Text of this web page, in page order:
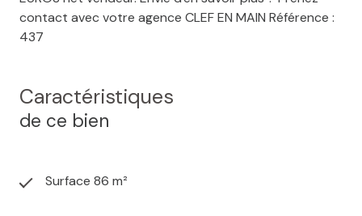
contact avec votre agence CLEF EN MAIN Référence :
437
Caractéristiques
de ce bien
Surface 86 m²